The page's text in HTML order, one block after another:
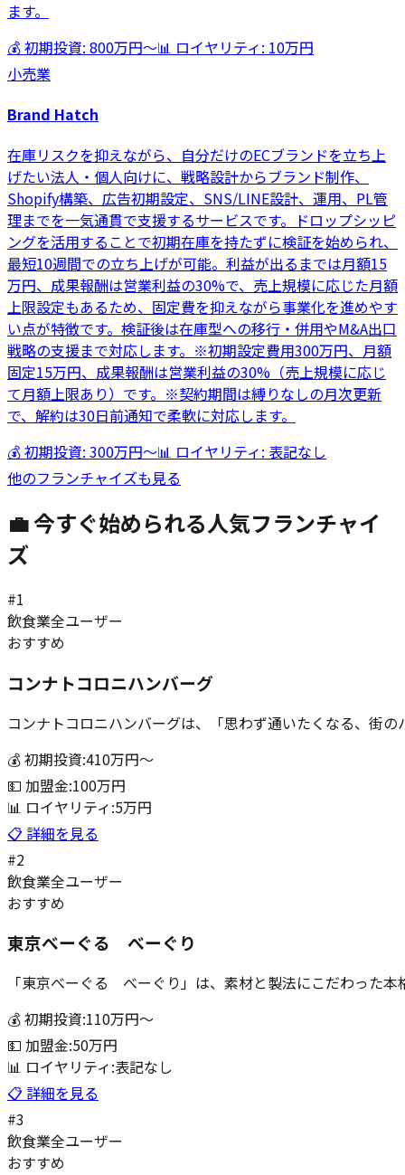
ます。
💰 初期投資: 800万円〜📊 ロイヤリティ: 10万円
小売業
Brand Hatch
在庫リスクを抑えながら、自分だけのECブランドを立ち上
げたい法人・個人向けに、戦略設計からブランド制作、
Shopify構築、広告初期設定、SNS/LINE設計、運用、PL管
理までを一気通貫で支援するサービスです。ドロップシッピ
ングを活用することで初期在庫を持たずに検証を始められ、
最短10週間での立ち上げが可能。利益が出るまでは月額15
万円、成果報酬は営業利益の30%で、売上規模に応じた月額
上限設定もあるため、固定費を抑えながら事業化を進めやす
い点が特徴です。検証後は在庫型への移行・併用やM&A出口
戦略の支援まで対応します。※初期設定費用300万円、月額
固定15万円、成果報酬は営業利益の30%（売上規模に応じ
て月額上限あり）です。※契約期間は縛りなしの月次更新
で、解約は30日前通知で柔軟に対応します。
💰 初期投資: 300万円〜📊 ロイヤリティ: 表記なし
他のフランチャイズも見る
💼 今すぐ始められる人気フランチャイ
ズ
#1
飲食業全ユーザー
おすすめ
コンナトコロニハンバーグ
コンナトコロニハンバーグは、「思わず通いたくなる、街
💰 初期投資:410万円〜
💵 加盟金:100万円
📊 ロイヤリティ:5万円
📋 詳細を見る
#2
飲食業全ユーザー
おすすめ
東京べーぐる べーぐり
「東京べーぐる べーぐり」は、素材と製法にこだわった
💰 初期投資:110万円〜
💵 加盟金:50万円
📊 ロイヤリティ:表記なし
📋 詳細を見る
#3
飲食業全ユーザー
おすすめ